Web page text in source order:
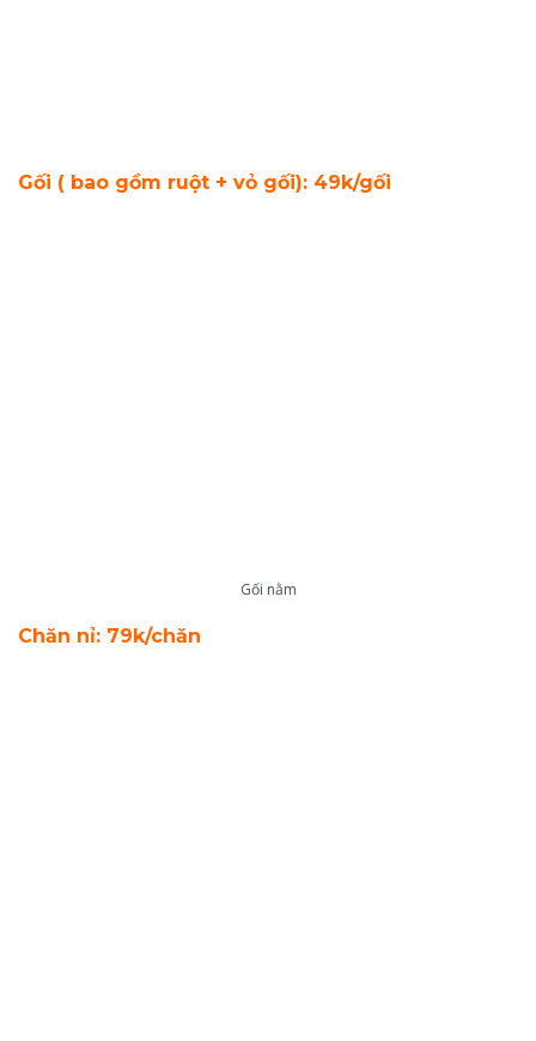
Gối ( bao gồm ruột + vỏ gối): 49k/gối
Gối nằm
Chăn nỉ: 79k/chăn